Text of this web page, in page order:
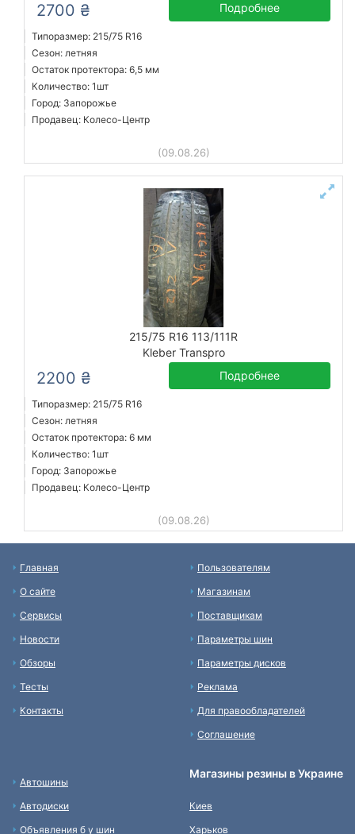
2700 ₴ Подробнее
Типоразмер: 215/75 R16
Сезон: летняя
Остаток протектора: 6,5 мм
Количество: 1шт
Город: Запорожье
Продавец: Колесо-Центр
(09.08.26)
215/75 R16 113/111R
Kleber Transpro
2200 ₴ Подробнее
Типоразмер: 215/75 R16
Сезон: летняя
Остаток протектора: 6 мм
Количество: 1шт
Город: Запорожье
Продавец: Колесо-Центр
(09.08.26)
Главная
О сайте
Сервисы
Новости
Обзоры
Тесты
Контакты
Пользователям
Магазинам
Поставщикам
Параметры шин
Параметры дисков
Реклама
Для правообладателей
Соглашение
Автошины
Автодиски
Объявления б у шин
Магазины резины в Украине
Киев
Харьков